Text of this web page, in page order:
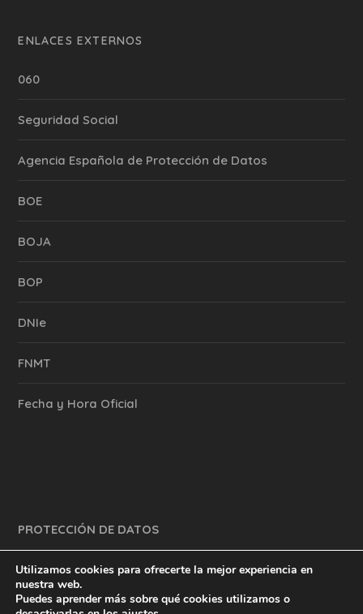
ENLACES EXTERNOS
060
Seguridad Social
Agencia Española de Protección de Datos
BOE
BOJA
BOP
DNIe
FNMT
Fecha y Hora Oficial
PROTECCIÓN DE DATOS
inventtatte es Marketing Online Sevilla
Utilizamos cookies para ofrecerte la mejor experiencia en
nuestra web.
Puedes aprender más sobre qué cookies utilizamos o